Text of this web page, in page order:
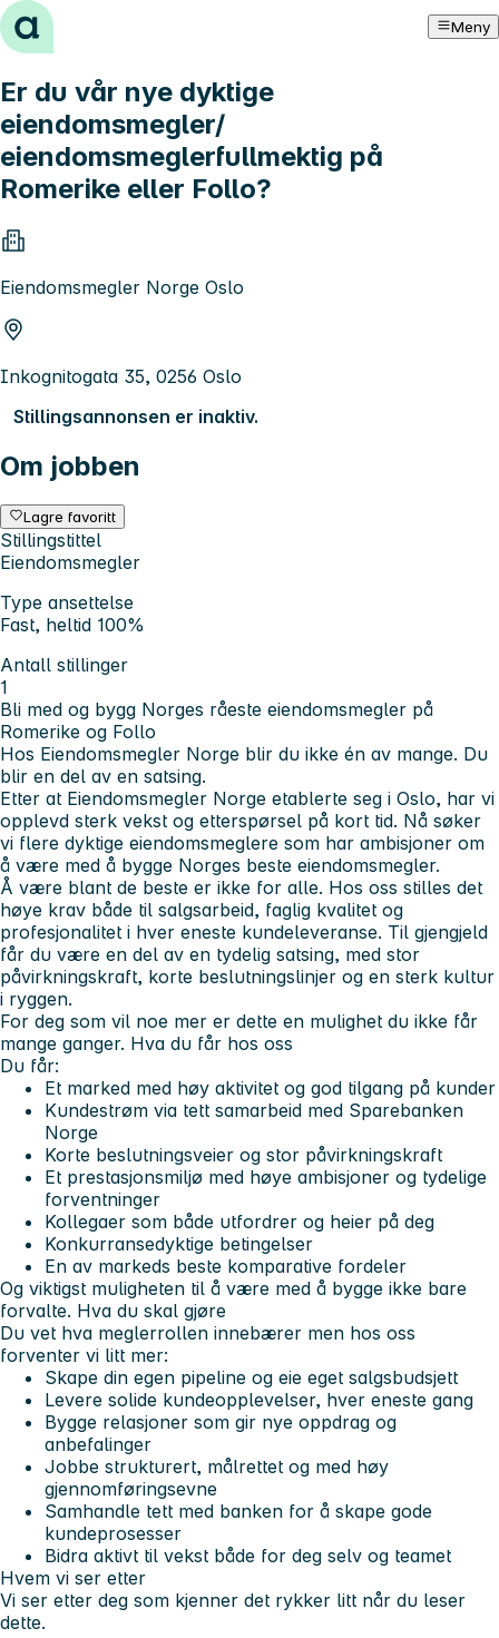
Hopp til innhold Meny
Er du vår nye dyktige
eiendomsmegler/
eiendomsmeglerfullmektig på
Romerike eller Follo?
Eiendomsmegler Norge Oslo
Inkognitogata 35, 0256 Oslo
Stillingsannonsen er inaktiv.
Om jobben
Lagre favoritt
Stillingstittel
Eiendomsmegler
Type ansettelse
Fast, heltid 100%
Antall stillinger
1
Bli med og bygg Norges råeste eiendomsmegler på
Romerike og Follo
Hos Eiendomsmegler Norge blir du ikke én av mange. Du
blir en del av en satsing.
Etter at Eiendomsmegler Norge etablerte seg i Oslo, har vi
opplevd sterk vekst og etterspørsel på kort tid. Nå søker
vi flere dyktige eiendomsmeglere som har ambisjoner om
å være med å bygge Norges beste eiendomsmegler.
Å være blant de beste er ikke for alle. Hos oss stilles det
høye krav både til salgsarbeid, faglig kvalitet og
profesjonalitet i hver eneste kundeleveranse. Til gjengjeld
får du være en del av en tydelig satsing, med stor
påvirkningskraft, korte beslutningslinjer og en sterk kultur
i ryggen.
For deg som vil noe mer er dette en mulighet du ikke får
mange ganger. Hva du får hos oss
Du får:
Et marked med høy aktivitet og god tilgang på kunder
Kundestrøm via tett samarbeid med Sparebanken
Norge
Korte beslutningsveier og stor påvirkningskraft
Et prestasjonsmiljø med høye ambisjoner og tydelige
forventninger
Kollegaer som både utfordrer og heier på deg
Konkurransedyktige betingelser
En av markeds beste komparative fordeler
Og viktigst muligheten til å være med å bygge ikke bare
forvalte. Hva du skal gjøre
Du vet hva meglerrollen innebærer men hos oss
forventer vi litt mer:
Skape din egen pipeline og eie eget salgsbudsjett
Levere solide kundeopplevelser, hver eneste gang
Bygge relasjoner som gir nye oppdrag og
anbefalinger
Jobbe strukturert, målrettet og med høy
gjennomføringsevne
Samhandle tett med banken for å skape gode
kundeprosesser
Bidra aktivt til vekst både for deg selv og teamet
Hvem vi ser etter
Vi ser etter deg som kjenner det rykker litt når du leser
dette.